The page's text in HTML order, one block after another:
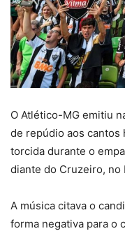
O Atlético-MG emitiu
de repúdio aos
torcida durante o
diante do Cruzeiro, no
A música citava o
forma negativa para o